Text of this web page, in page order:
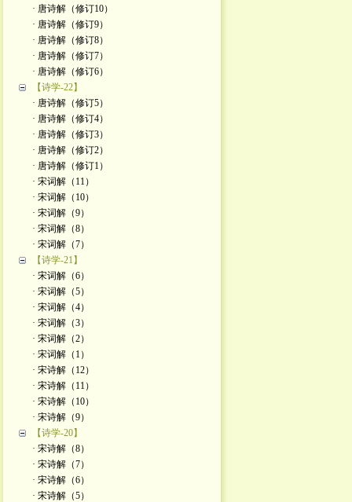
· 唐诗解（修订10）
· 唐诗解（修订9）
· 唐诗解（修订8）
· 唐诗解（修订7）
· 唐诗解（修订6）
【诗学-22】
· 唐诗解（修订5）
· 唐诗解（修订4）
· 唐诗解（修订3）
· 唐诗解（修订2）
· 唐诗解（修订1）
· 宋词解（11）
· 宋词解（10）
· 宋词解（9）
· 宋词解（8）
· 宋词解（7）
【诗学-21】
· 宋词解（6）
· 宋词解（5）
· 宋词解（4）
· 宋词解（3）
· 宋词解（2）
· 宋词解（1）
· 宋诗解（12）
· 宋诗解（11）
· 宋诗解（10）
· 宋诗解（9）
【诗学-20】
· 宋诗解（8）
· 宋诗解（7）
· 宋诗解（6）
· 宋诗解（5）